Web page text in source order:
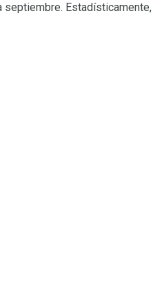
septiembre. Estadísticamente,